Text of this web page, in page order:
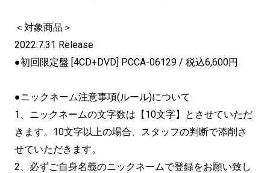
＜対象商品＞
2022.7.31 Release
●初回限定盤 [4CD+DVD] PCCA-06129 / 税込6,600円
●ニックネーム注意事項(ルール)について
1、ニックネームの文字数は【10文字】とさせていただ
きます。10文字以上の場合、スタッフの判断で添削さ
せていただきます。
2、必ずご自身名義のニックネームで登録をお願い致し